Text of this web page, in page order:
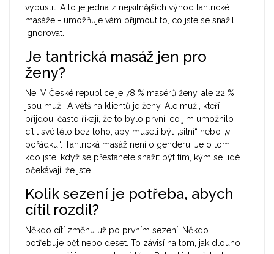
vypustit. A to je jedna z nejsilnějších výhod tantrické
masáže - umožňuje vám přijmout to, co jste se snažili
ignorovat.
Je tantrická masáž jen pro
ženy?
Ne. V České republice je 78 % masérů ženy, ale 22 %
jsou muži. A většina klientů je ženy. Ale muži, kteří
přijdou, často říkají, že to bylo první, co jim umožnilo
cítit své tělo bez toho, aby museli být „silní“ nebo „v
pořádku“. Tantrická masáž není o genderu. Je o tom,
kdo jste, když se přestanete snažit být tím, kým se lidé
očekávají, že jste.
Kolik sezení je potřeba, abych
cítil rozdíl?
Někdo cítí změnu už po prvním sezení. Někdo
potřebuje pět nebo deset. To závisí na tom, jak dlouho